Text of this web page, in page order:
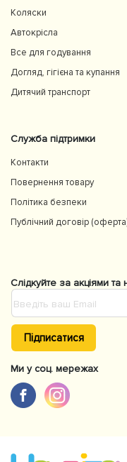
Коляски
Автокрісла
Все для годування
Догляд, гігієна та купання
Дитячий транспорт
Служба підтримки
Контакти
Повернення товару
Політика безпеки
Публічний договір
Слідкуйте за акціями
Підписатися
Ми у соц. мережах